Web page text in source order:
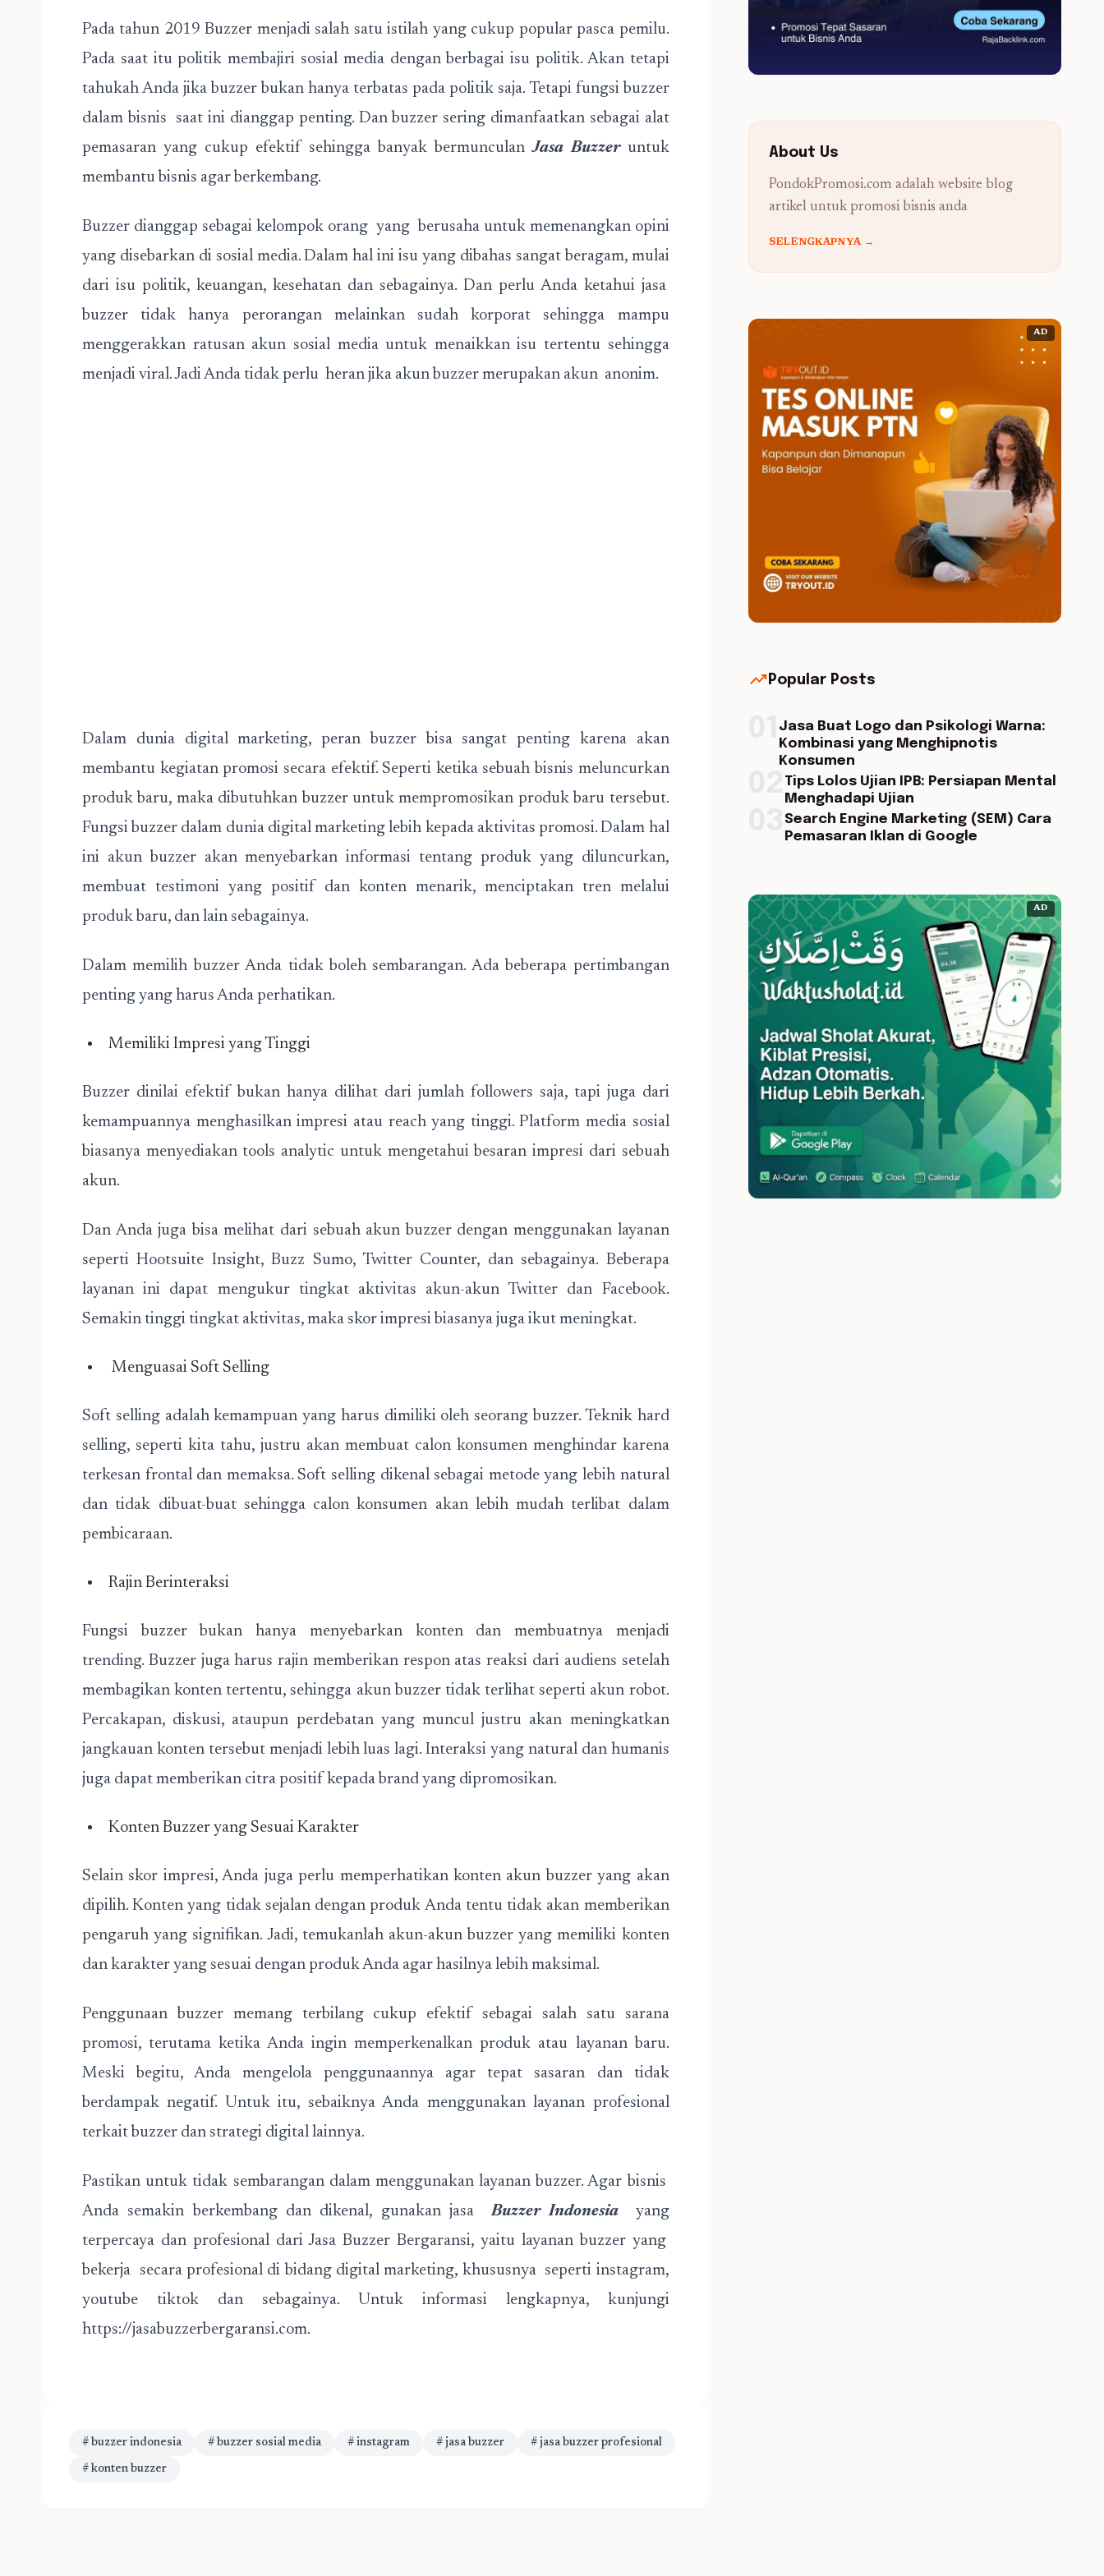
Pada tahun 2019 Buzzer menjadi salah satu istilah yang cukup popular pasca pemilu.
Pada saat itu politik membajiri sosial media dengan berbagai isu politik. Akan tetapi
tahukah Anda jika buzzer bukan hanya terbatas pada politik saja. Tetapi fungsi buzzer
dalam bisnis saat ini dianggap penting. Dan buzzer sering dimanfaatkan sebagai alat
pemasaran yang cukup efektif sehingga banyak bermunculanJasa Buzzeruntuk
membantu bisnis agar berkembang.
Buzzer dianggap sebagai kelompok orang yang berusaha untuk memenangkan opini
yang disebarkan di sosial media. Dalam hal ini isu yang dibahas sangat beragam, mulai
dari isu politik, keuangan, kesehatan dan sebagainya. Dan perlu Anda ketahui jasa
buzzer tidak hanya perorangan melainkan sudah korporat sehingga mampu
menggerakkan ratusan akun sosial media untuk menaikkan isu tertentu sehingga
menjadi viral. Jadi Anda tidak perlu heran jika akun buzzer merupakan akun anonim.
Dalam dunia digital marketing, peran buzzer bisa sangat penting karena akan
membantu kegiatan promosi secara efektif. Seperti ketika sebuah bisnis meluncurkan
produk baru, maka dibutuhkan buzzer untuk mempromosikan produk baru tersebut.
Fungsi buzzer dalam dunia digital marketing lebih kepada aktivitas promosi. Dalam hal
ini akun buzzer akan menyebarkan informasi tentang produk yang diluncurkan,
membuat testimoni yang positif dan konten menarik, menciptakan tren melalui
produk baru, dan lain sebagainya.
Dalam memilih buzzer Anda tidak boleh sembarangan. Ada beberapa pertimbangan
penting yang harus Anda perhatikan.
Memiliki Impresi yang Tinggi
Buzzer dinilai efektif bukan hanya dilihat dari jumlah followers saja, tapi juga dari
kemampuannya menghasilkan impresi atau reach yang tinggi. Platform media sosial
biasanya menyediakan tools analytic untuk mengetahui besaran impresi dari sebuah
akun.
Dan Anda juga bisa melihat dari sebuah akun buzzer dengan menggunakan layanan
seperti Hootsuite Insight, Buzz Sumo, Twitter Counter, dan sebagainya. Beberapa
layanan ini dapat mengukur tingkat aktivitas akun-akun Twitter dan Facebook.
Semakin tinggi tingkat aktivitas, maka skor impresi biasanya juga ikut meningkat.
Menguasai Soft Selling
Soft selling adalah kemampuan yang harus dimiliki oleh seorang buzzer. Teknik hard
selling, seperti kita tahu, justru akan membuat calon konsumen menghindar karena
terkesan frontal dan memaksa. Soft selling dikenal sebagai metode yang lebih natural
dan tidak dibuat-buat sehingga calon konsumen akan lebih mudah terlibat dalam
pembicaraan.
Rajin Berinteraksi
Fungsi buzzer bukan hanya menyebarkan konten dan membuatnya menjadi
trending. Buzzer juga harus rajin memberikan respon atas reaksi dari audiens setelah
membagikan konten tertentu, sehingga akun buzzer tidak terlihat seperti akun robot.
Percakapan, diskusi, ataupun perdebatan yang muncul justru akan meningkatkan
jangkauan konten tersebut menjadi lebih luas lagi. Interaksi yang natural dan humanis
juga dapat memberikan citra positif kepada brand yang dipromosikan.
Konten Buzzer yang Sesuai Karakter
Selain skor impresi, Anda juga perlu memperhatikan konten akun buzzer yang akan
dipilih. Konten yang tidak sejalan dengan produk Anda tentu tidak akan memberikan
pengaruh yang signifikan. Jadi, temukanlah akun-akun buzzer yang memiliki konten
dan karakter yang sesuai dengan produk Anda agar hasilnya lebih maksimal.
Penggunaan buzzer memang terbilang cukup efektif sebagai salah satu sarana
promosi, terutama ketika Anda ingin memperkenalkan produk atau layanan baru.
Meski begitu, Anda mengelola penggunaannya agar tepat sasaran dan tidak
berdampak negatif. Untuk itu, sebaiknya Anda menggunakan layanan profesional
terkait buzzer dan strategi digital lainnya.
Pastikan untuk tidak sembarangan dalam menggunakan layanan buzzer. Agar bisnis
Anda semakin berkembang dan dikenal, gunakan jasaBuzzer Indonesiayang
terpercaya dan profesional dari Jasa Buzzer Bergaransi, yaitu layanan buzzer yang
bekerja secara profesional di bidang digital marketing, khususnya seperti instagram,
youtube tiktok dan sebagainya. Untuk informasi lengkapnya, kunjungi
https://jasabuzzerbergaransi.com.
# buzzer indonesia # buzzer sosial media # instagram # jasa buzzer # jasa buzzer profesional
# konten buzzer
About Us
PondokPromosi.com adalah website blog
artikel untuk promosi bisnis anda
SELENGKAPNYA →
AD
trending_up Popular Posts
Jasa Buat Logo dan Psikologi Warna:
Kombinasi yang Menghipnotis
Konsumen
Tips Lolos Ujian IPB: Persiapan Mental
Menghadapi Ujian
Search Engine Marketing (SEM) Cara
Pemasaran Iklan di Google
AD